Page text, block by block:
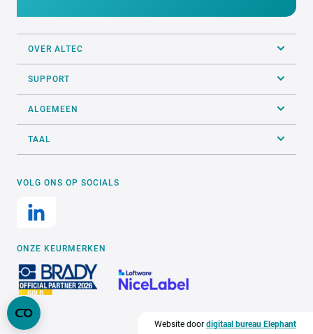
OVER ALTEC
SUPPORT
ALGEMEEN
TAAL
VOLG ONS OP SOCIALS
ONZE KEURMERKEN
Website door digitaal bureau Elephant